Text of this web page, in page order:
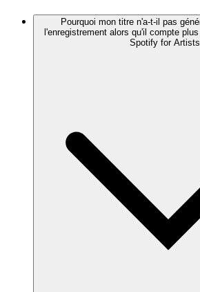
Pourquoi mon titre n'a-t-il pas
l'enregistrement alors qu'il compte
Spotify for